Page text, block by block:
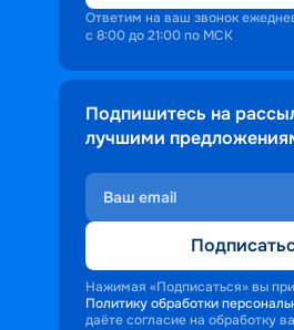
Ответим на ваш звонок
с 8:00 до 21:00 по МСК
Подпишитесь на
лучшими
Нажимая «Подписаться» вы
Политику обработки
даёте согласие на обработку